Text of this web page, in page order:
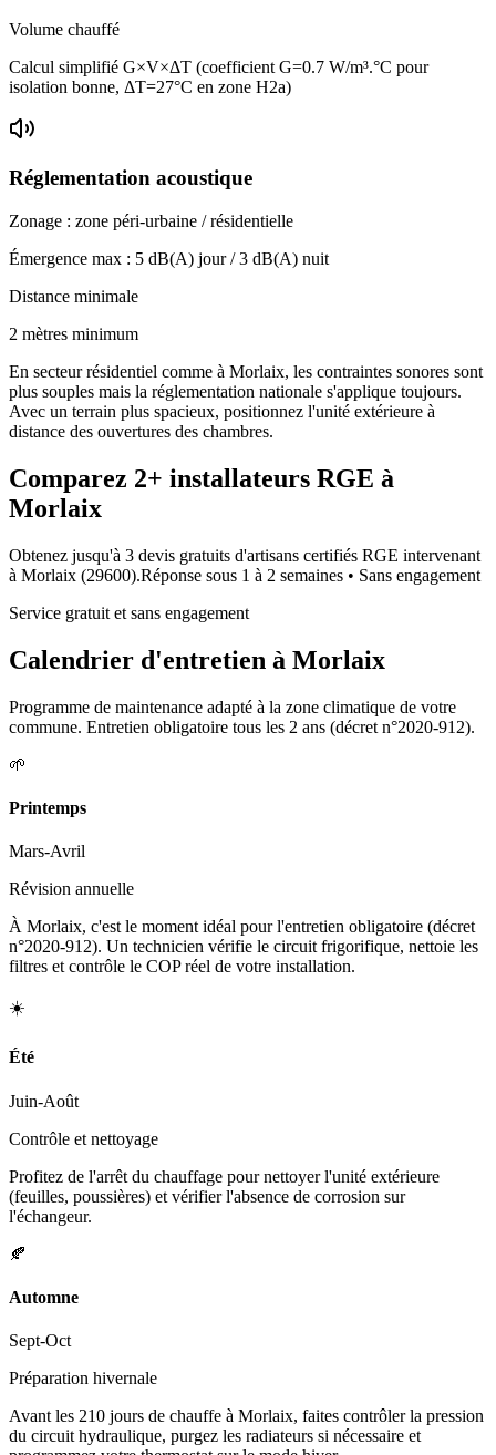
Volume chauffé
Calcul simplifié G×V×ΔT (coefficient G=0.7 W/m³.°C pour
isolation bonne, ΔT=27°C en zone H2a)
Réglementation acoustique
Zonage : zone péri-urbaine / résidentielle
Émergence max : 5 dB(A) jour /3 dB(A) nuit
Distance minimale
2 mètres minimum
En secteur résidentiel comme à Morlaix, les contraintes sonores sont
plus souples mais la réglementation nationale s'applique toujours.
Avec un terrain plus spacieux, positionnez l'unité extérieure à
distance des ouvertures des chambres.
Comparez 2+ installateurs RGE à
Morlaix
Obtenez jusqu'à 3 devis gratuits d'artisans certifiés RGE intervenant
à Morlaix (29600).Réponse sous 1 à 2 semaines • Sans engagement
Service gratuit et sans engagement
Calendrier d'entretien à Morlaix
Programme de maintenance adapté à la zone climatique de votre
commune. Entretien obligatoire tous les 2 ans (décret n°2020-912).
🌱
Printemps
Mars-Avril
Révision annuelle
À Morlaix, c'est le moment idéal pour l'entretien obligatoire (décret
n°2020-912). Un technicien vérifie le circuit frigorifique, nettoie les
filtres et contrôle le COP réel de votre installation.
☀️
Été
Juin-Août
Contrôle et nettoyage
Profitez de l'arrêt du chauffage pour nettoyer l'unité extérieure
(feuilles, poussières) et vérifier l'absence de corrosion sur
l'échangeur.
🍂
Automne
Sept-Oct
Préparation hivernale
Avant les 210 jours de chauffe à Morlaix, faites contrôler la pression
du circuit hydraulique, purgez les radiateurs si nécessaire et